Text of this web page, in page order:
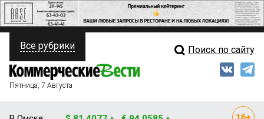
ПОЛИТИКА
ФИНАНСЫ
Свежий выпуск
Все рубрики Поиск по сайту
Пятница, 7 Августа